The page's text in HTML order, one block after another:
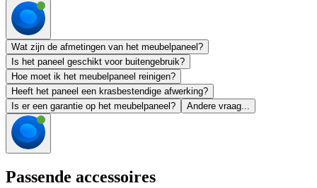
Wat zijn de afmetingen van het meubelpaneel?
Is het paneel geschikt voor buitengebruik?
Hoe moet ik het meubelpaneel reinigen?
Heeft het paneel een krasbestendige afwerking?
Is er een garantie op het meubelpaneel?
Andere vraag...
Passende accessoires